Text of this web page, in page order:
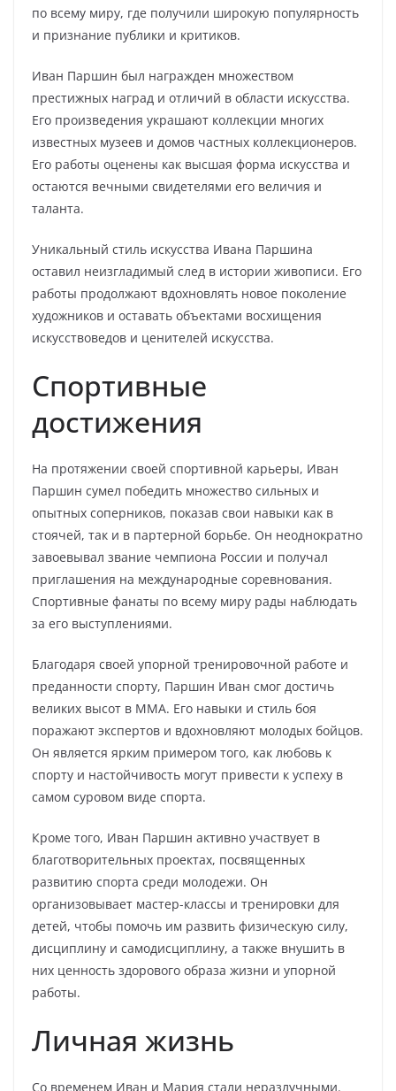
по всему миру, где получили широкую популярность
и признание публики и критиков.
Иван Паршин был награжден множеством
престижных наград и отличий в области искусства.
Его произведения украшают коллекции многих
известных музеев и домов частных коллекционеров.
Его работы оценены как высшая форма искусства и
остаются вечными свидетелями его величия и
таланта.
Уникальный стиль искусства Ивана Паршина
оставил неизгладимый след в истории живописи. Его
работы продолжают вдохновлять новое поколение
художников и оставать объектами восхищения
искусствоведов и ценителей искусства.
Спортивные
достижения
На протяжении своей спортивной карьеры, Иван
Паршин сумел победить множество сильных и
опытных соперников, показав свои навыки как в
стоячей, так и в партерной борьбе. Он неоднократно
завоевывал звание чемпиона России и получал
приглашения на международные соревнования.
Спортивные фанаты по всему миру рады наблюдать
за его выступлениями.
Благодаря своей упорной тренировочной работе и
преданности спорту, Паршин Иван смог достичь
великих высот в ММА. Его навыки и стиль боя
поражают экспертов и вдохновляют молодых бойцов.
Он является ярким примером того, как любовь к
спорту и настойчивость могут привести к успеху в
самом суровом виде спорта.
Кроме того, Иван Паршин активно участвует в
благотворительных проектах, посвященных
развитию спорта среди молодежи. Он
организовывает мастер-классы и тренировки для
детей, чтобы помочь им развить физическую силу,
дисциплину и самодисциплину, а также внушить в
них ценность здорового образа жизни и упорной
работы.
Личная жизнь
Со временем Иван и Мария стали неразлучными.